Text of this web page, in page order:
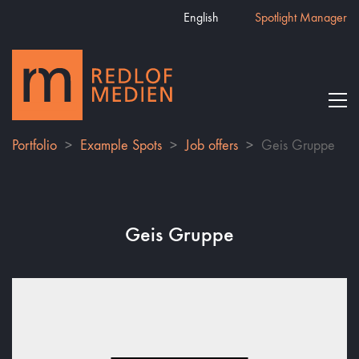
English Spotlight Manager
Portfolio > Example Spots > Job offers > Geis Gruppe
Geis Gruppe